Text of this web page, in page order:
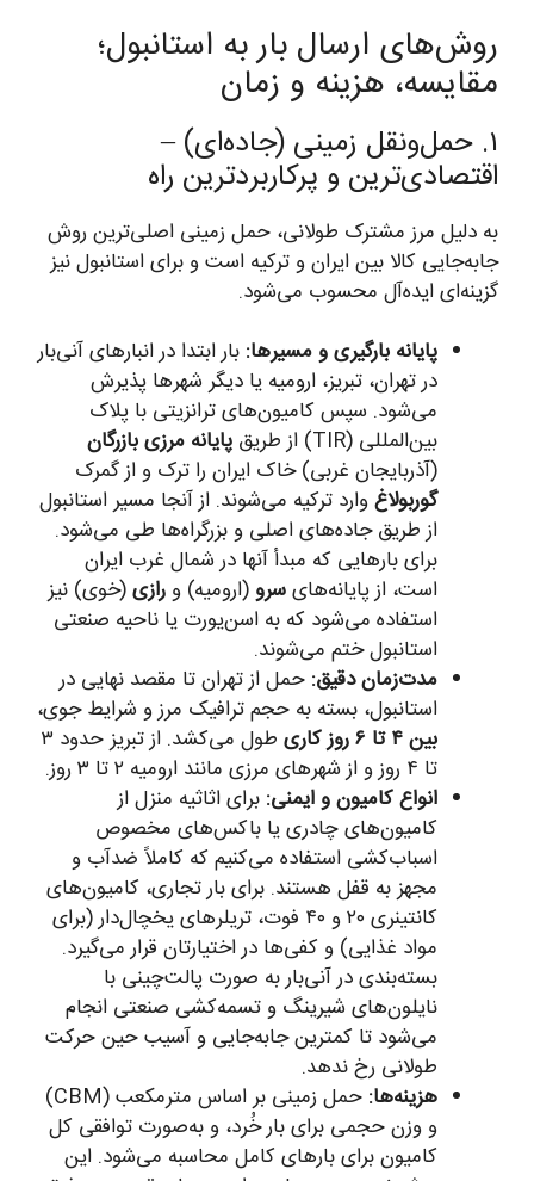
روش‌های ارسال بار به استانبول؛
مقایسه، هزینه و زمان
۱. حمل‌ونقل زمینی (جاده‌ای) –
اقتصادی‌ترین و پرکاربردترین راه
به دلیل مرز مشترک طولانی، حمل زمینی اصلی‌ترین روش
جابه‌جایی کالا بین ایران و ترکیه است و برای استانبول نیز
گزینه‌ای ایده‌آل محسوب می‌شود.
پایانه بارگیری و مسیرها: بار ابتدا در انبارهای آنی‌بار
در تهران، تبریز، ارومیه یا دیگر شهرها پذیرش
می‌شود. سپس کامیون‌های ترانزیتی با پلاک
بین‌المللی (TIR) از طریق
پایانه مرزی بازرگان
(آذربایجان غربی) خاک ایران را ترک و از گمرک
گوربولاغوارد ترکیه می‌شوند. از آنجا مسیر استانبول
از طریق جاده‌های اصلی و بزرگراه‌ها طی می‌شود.
برای بارهایی که مبدأ آنها در شمال غرب ایران
است، از پایانه‌هایسرو(ارومیه) ورازی(خوی) نیز
استفاده می‌شود که به اسن‌یورت یا ناحیه صنعتی
استانبول ختم می‌شوند.
مدت‌زمان دقیق: حمل از تهران تا مقصد نهایی در
استانبول، بسته به حجم ترافیک مرز و شرایط جوی،
بین ۴ تا ۶ روز کاری
طول می‌کشد. از تبریز حدود ۳
تا ۴ روز و از شهرهای مرزی مانند ارومیه ۲ تا ۳ روز.
انواع کامیون و ایمنی: برای اثاثیه منزل از
کامیون‌های چادری یا باکس‌های مخصوص
اسباب‌کشی استفاده می‌کنیم که کاملاً ضدآب و
مجهز به قفل هستند. برای بار تجاری، کامیون‌های
کانتینری ۲۰ و ۴۰ فوت، تریلرهای یخچال‌دار (برای
مواد غذایی) و کفی‌ها در اختیارتان قرار می‌گیرد.
بسته‌بندی در آنی‌بار به صورت پالت‌چینی با
نایلون‌های شیرینگ و تسمه‌کشی صنعتی انجام
می‌شود تا کمترین جابه‌جایی و آسیب حین حرکت
طولانی رخ ندهد.
هزینه‌ها:
حمل زمینی بر اساس مترمکعب (CBM)
و وزن حجمی برای بار خُرد، و به‌صورت توافقی کل
کامیون برای بارهای‌ کامل محاسبه می‌شود. این